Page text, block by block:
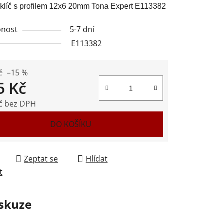
s profilem 12x6 20mm Tona Expert E113382
5-7 dní
E113382
–15 %
Kč
bez DPH
DO KOŠÍKU
Zeptat se
Hlídat